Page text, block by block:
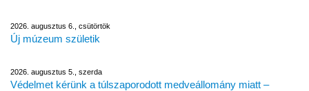
2026. augusztus 6., csütörtök
Új múzeum születik
2026. augusztus 5., szerda
Védelmet kérünk a túlszaporodott medveállomány miatt –